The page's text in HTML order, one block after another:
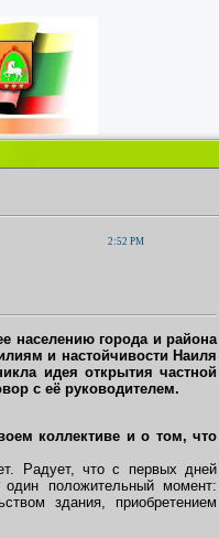
2:52 PM
населению города и района
и настойчивости Наиля
идея открытия частной
с её руководителем.
коллективе и о том, что
Радует, что с первых дней
положительный момент:
здания, приобретением